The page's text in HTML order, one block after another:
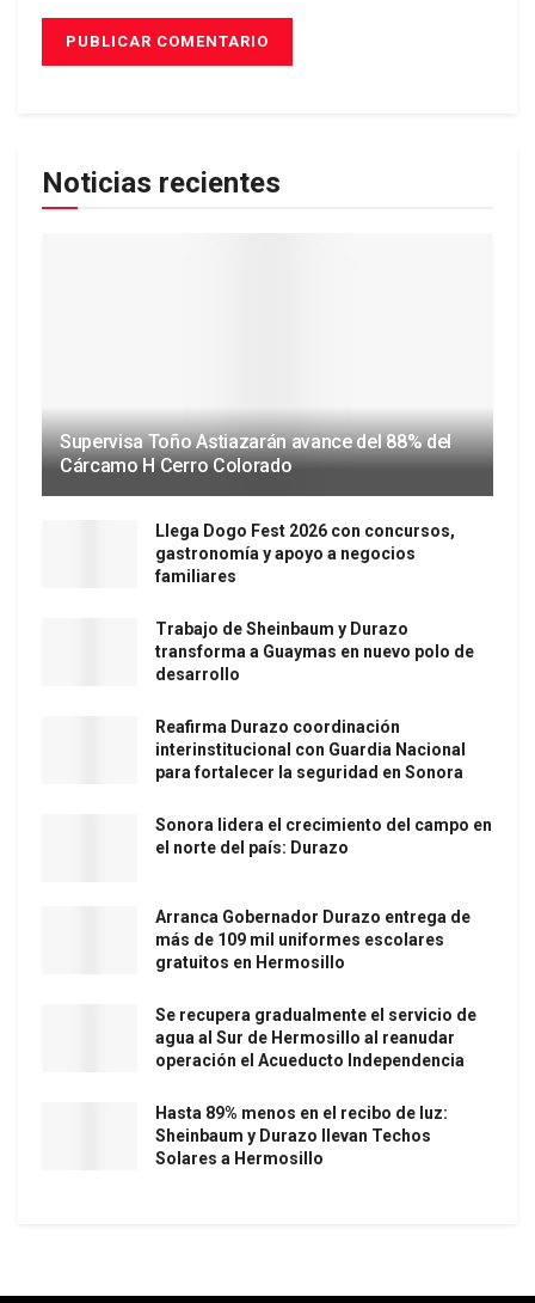
Noticias recientes
Supervisa Toño Astiazarán avance del 88% del
Cárcamo H Cerro Colorado
Llega Dogo Fest 2026 con concursos,
gastronomía y apoyo a negocios
familiares
Trabajo de Sheinbaum y Durazo
transforma a Guaymas en nuevo polo de
desarrollo
Reafirma Durazo coordinación
interinstitucional con Guardia Nacional
para fortalecer la seguridad en Sonora
Sonora lidera el crecimiento del campo en
el norte del país: Durazo
Arranca Gobernador Durazo entrega de
más de 109 mil uniformes escolares
gratuitos en Hermosillo
Se recupera gradualmente el servicio de
agua al Sur de Hermosillo al reanudar
operación el Acueducto Independencia
Hasta 89% menos en el recibo de luz:
Sheinbaum y Durazo llevan Techos
Solares a Hermosillo